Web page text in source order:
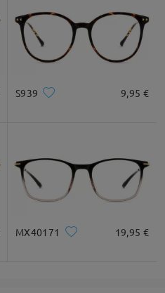
S939 9,95 €
MX40171 19,95 €